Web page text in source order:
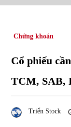
5/
Chứng khoán
Cổ phiếu
TCM, SAB,
Triển Stock